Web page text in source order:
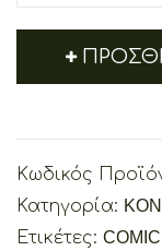
Κωδικός
Κατηγορία:
Ετικέτες: COMIC